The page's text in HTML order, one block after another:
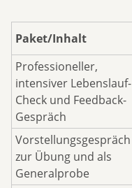
Paket/Inhalt
Professioneller,
intensiver Lebenslauf-
Check und Feedback-
Gespräch
Vorstellungsgespräch
zur Übung und als
Generalprobe